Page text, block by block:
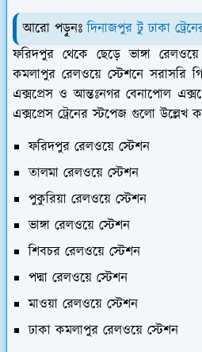
আরো পড়ুনঃদিনাজপুর টু ঢাকা
ফরিদপুর থেকে ছেড়ে ভাঙ্গা
কমলাপুর রেলওয়ে স্টেশনে সরাসরি
এক্সপ্রেস ও আন্তঃনগর বেনাপোল
এক্সপ্রেস ট্রেনের স্টপেজ গুলো উল্লেখ
ফরিদপুর রেলওয়ে স্টেশন
তালমা রেলওয়ে স্টেশন
পুকুরিয়া রেলওয়ে স্টেশন
ভাঙ্গা রেলওয়ে স্টেশন
শিবচর রেলওয়ে স্টেশন
পদ্মা রেলওয়ে স্টেশন
মাওয়া রেলওয়ে স্টেশন
ঢাকা কমলাপুর রেলওয়ে স্টেশন